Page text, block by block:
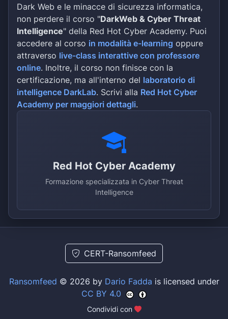
Dark Web e le minacce di sicurezza informatica,
non perdere il corso "DarkWeb & Cyber Threat
Intelligence" della Red Hot Cyber Academy. Puoi
accedere al corso in modalità e-learning oppure
attraverso live-class interattive con professore
online. Inoltre, il corso non finisce con la
certificazione, ma all'interno del laboratorio di
intelligence DarkLab. Scrivi alla Red Hot Cyber
Academy per maggiori dettagli.
Red Hot Cyber Academy
Formazione specializzata in Cyber Threat
Intelligence
CERT-Ransomfeed
Ransomfeed © 2026 by Dario Fadda is licensed under
CC BY 4.0
Condividi con